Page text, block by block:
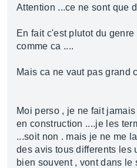
Attention ...ce ne sont que
En fait c'est plutot du
comme ca ....
Mais ca ne vaut pas grand
Moi perso , je ne fait
en construction ....je les
...soit non . mais je ne me
des avis tous differents les
bien souvent , vont dans le